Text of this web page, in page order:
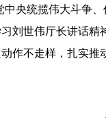
央统揽伟大斗争
刘世伟厅长讲话精
作不走样，扎实推